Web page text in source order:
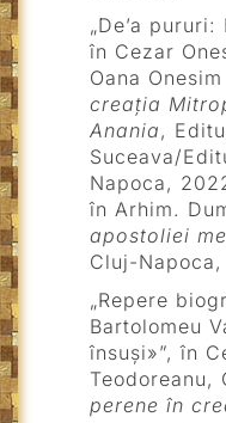
„De’a
în Cezar
Oana
creația
Anania,
Suceava/
Napoca,
în Arhim.
apostoliei
Cluj-
„Repere
Bartolomeu
însuși»”, în
Teodoreanu,
perene în